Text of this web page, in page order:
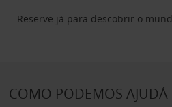
Reserve já para descobrir o
COMO PODEMOS